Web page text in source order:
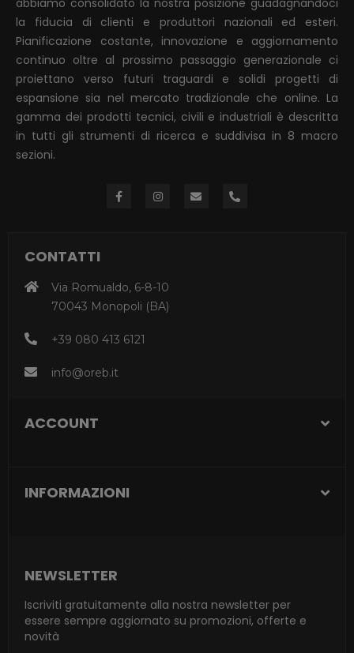
abbiamo consolidato la nostra posizione guadagnandoci
la fiducia di clienti e produttori nazionali ed esteri.
Pianificazione costante, innovazione e aggiornamento
continuo oltre al prossimo passaggio generazionale ci
proiettano verso futuri traguardi e solidi progetti di
espansione sia nel mercato tradizionale che online. La
gamma dei prodotti tecnici, civili e industriali è descritta
in tutti gli strumenti di ricerca e suddivisa in 8 macro
sezioni.
CONTATTI
Via Romualdo, 6-8-10
70043 Monopoli (BA)
+39 080 413 6121
info@oreb.it
ACCOUNT
INFORMAZIONI
NEWSLETTER
Iscriviti gratuitamente alla nostra newsletter per
essere sempre aggiornato su promozioni, offerte e
novità